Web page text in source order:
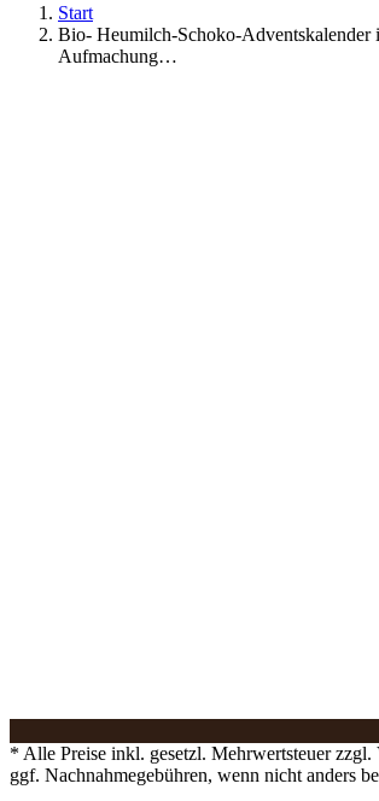
Start
Bio- Heumilch-Schoko-Adventskalender
Aufmachung…
* Alle Preise inkl. gesetzl. Mehrwertsteuer zzgl.
ggf. Nachnahmegebühren, wenn nicht anders